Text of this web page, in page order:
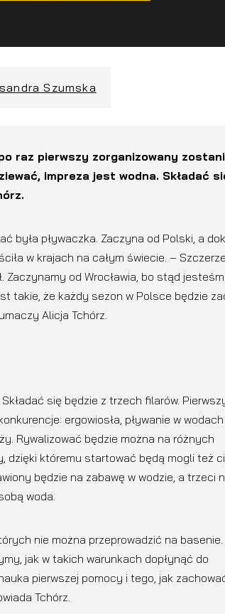
Szumska
raz pierwszy zorganizowany
impreza jest wodna. Składać
była pływaczka. Zaczyna od Polski, a
w krajach na całym świecie. – Szczerze
od Wrocławia, bo stąd
takie, że każdy sezon w Polsce będzie
Alicja Tchórz.
się będzie z trzech filarów.
ergowiosła, pływanie w wodach
Rywalizować będzie można na różnych
dzięki któremu startować będą mogli też
będzie na zabawę w wodzie, a trzeci
woda.
nie można przeprowadzić na basenie.
jak w takich warunkach dopłynąć do
pierwszej pomocy i tego, jak
Tchórz.